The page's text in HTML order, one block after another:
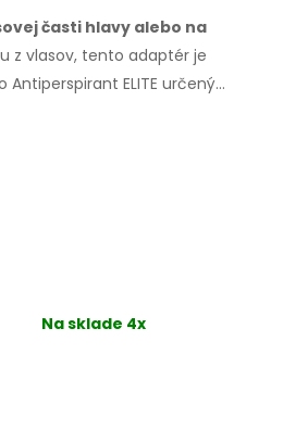
časti hlavy alebo na
z vlasov, tento adaptér je
ELITE určený
Na sklade 4x